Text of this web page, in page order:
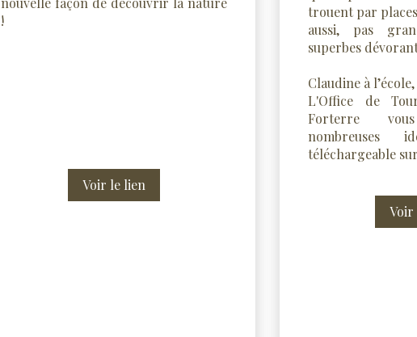
!
Voir le lien
trouent par
aussi, pas
superbes
Claudine à
L'Office de
Forterre
nombreuses
téléchargeable
Voir